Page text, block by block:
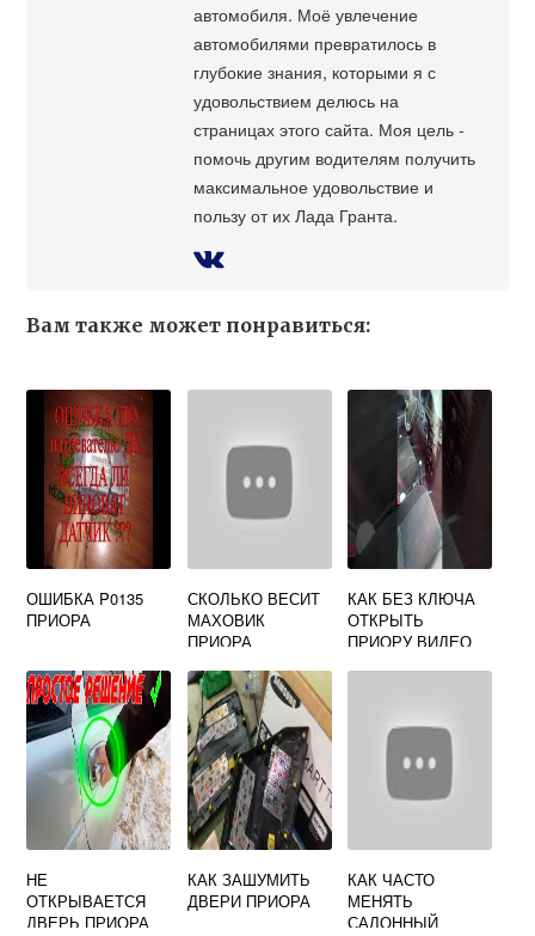
автомобиля. Моё увлечение
автомобилями превратилось в
глубокие знания, которыми я с
удовольствием делюсь на
страницах этого сайта. Моя цель -
помочь другим водителям получить
максимальное удовольствие и
пользу от их Лада Гранта.
Вам также может понравиться:
ОШИБКА P0135
ПРИОРА
СКОЛЬКО ВЕСИТ
МАХОВИК
ПРИОРА
КАК БЕЗ КЛЮЧА
ОТКРЫТЬ
ПРИОРУ ВИДЕО
НЕ
ОТКРЫВАЕТСЯ
ДВЕРЬ ПРИОРА
КАК ЗАШУМИТЬ
ДВЕРИ ПРИОРА
КАК ЧАСТО
МЕНЯТЬ
САЛОННЫЙ